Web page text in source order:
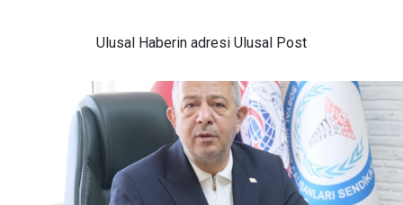
Ulusal Haberin adresi Ulusal Post